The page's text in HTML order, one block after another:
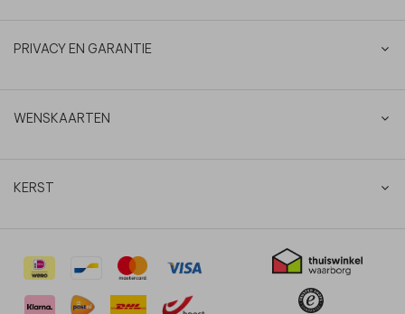
PRIVACY EN GARANTIE
WENSKAARTEN
KERST